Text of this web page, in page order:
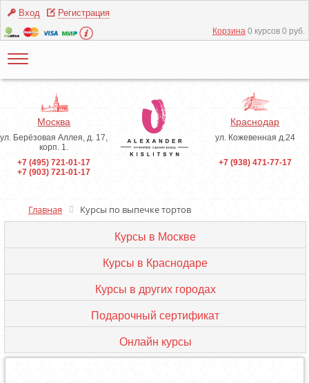
Вход Регистрация
Корзина 0 курсов 0 руб.
Москва
ул. Берёзовая Аллея, д. 17,
корп. 1.
+7 (495) 721-01-17
+7 (903) 721-01-17
Краснодар
ул. Кожевенная д.24
+7 (938) 471-77-17
Главная Курсы по выпечке тортов
Курсы в Москве
Курсы в Краснодаре
Курсы в других городах
Подарочный сертификат
Онлайн курсы